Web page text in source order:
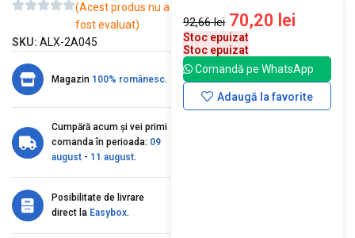
(Acest produs nu a
fost evaluat)
SKU: ALX-2A045
Magazin 100% românesc.
Cumpără acum și vei primi
comanda în perioada: 09
august - 11 august.
Posibilitate de livrare
direct la Easybox.
92,66lei 70,20 lei
Stoc epuizat
Stoc epuizat
Comandă pe WhatsApp
Adaugă la favorite